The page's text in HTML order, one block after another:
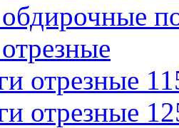
отрезные
отрезные